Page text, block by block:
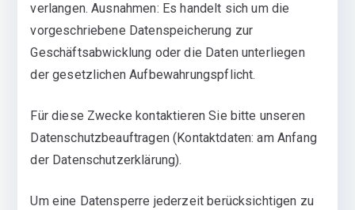
verlangen. Ausnahmen: Es handelt sich um die
vorgeschriebene Datenspeicherung zur
Geschäftsabwicklung oder die Daten unterliegen
der gesetzlichen Aufbewahrungspflicht.
Für diese Zwecke kontaktieren Sie bitte unseren
Datenschutzbeauftragen (Kontaktdaten: am Anfang
der Datenschutzerklärung).
Um eine Datensperre jederzeit berücksichtigen zu